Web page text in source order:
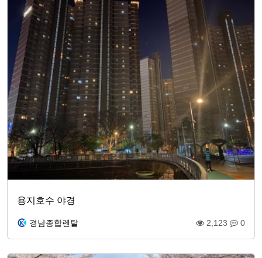
용지호수 야경
경남종합렌탈 2,123 0